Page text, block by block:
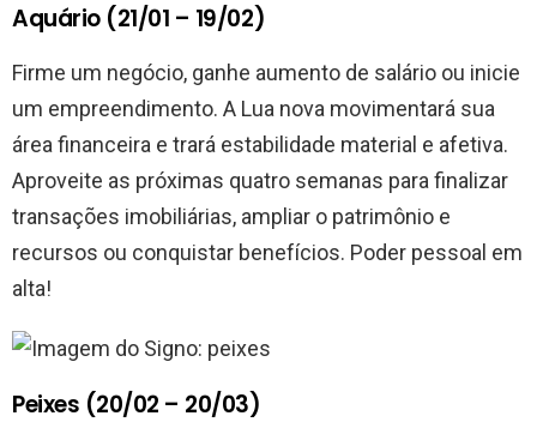
Aquário (21/01 – 19/02)
Firme um negócio, ganhe aumento de salário ou inicie
um empreendimento. A Lua nova movimentará sua
área financeira e trará estabilidade material e afetiva.
Aproveite as próximas quatro semanas para finalizar
transações imobiliárias, ampliar o patrimônio e
recursos ou conquistar benefícios. Poder pessoal em
alta!
Peixes (20/02 – 20/03)